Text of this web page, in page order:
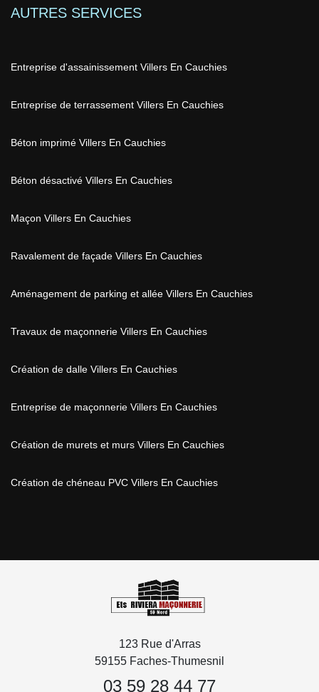
AUTRES SERVICES
Entreprise d'assainissement Villers En Cauchies
Entreprise de terrassement Villers En Cauchies
Béton imprimé Villers En Cauchies
Béton désactivé Villers En Cauchies
Maçon Villers En Cauchies
Ravalement de façade Villers En Cauchies
Aménagement de parking et allée Villers En Cauchies
Travaux de maçonnerie Villers En Cauchies
Création de dalle Villers En Cauchies
Entreprise de maçonnerie Villers En Cauchies
Création de murets et murs Villers En Cauchies
Création de chéneau PVC Villers En Cauchies
123 Rue d'Arras
59155 Faches-Thumesnil
03 59 28 44 77